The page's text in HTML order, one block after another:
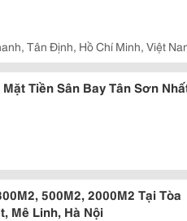
Tân Định, Hồ Chí Minh, Việt
Tiền Sân Bay Tân Sơn
500M2, 2000M2 Tại Tòa
Mê Linh, Hà Nội